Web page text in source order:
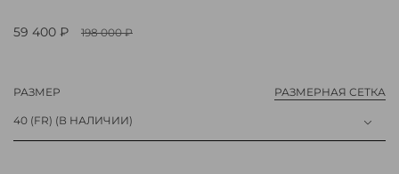
59 400 ₽ 198 000 ₽
РАЗМЕР РАЗМЕРНАЯ СЕТКА
40 (FR) (В НАЛИЧИИ)